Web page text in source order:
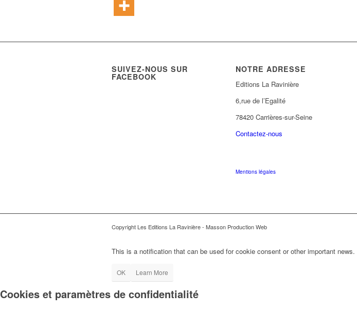
SUIVEZ-NOUS SUR
FACEBOOK
NOTRE ADRESSE
Editions La Ravinière
6,rue de l’Egalité
78420 Carrières-sur-Seine
Contactez-nous
Mentions légales
Copyright Les Editions La Ravinière - Masson Production Web
This is a notification that can be used for cookie consent or other important
OK Learn More
Cookies et paramètres de confidentialité